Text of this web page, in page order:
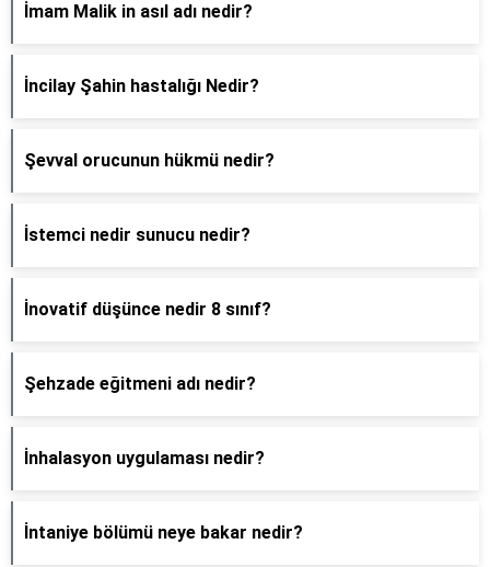
İmam Malik in asıl adı nedir?
İncilay Şahin hastalığı Nedir?
Şevval orucunun hükmü nedir?
İstemci nedir sunucu nedir?
İnovatif düşünce nedir 8 sınıf?
Şehzade eğitmeni adı nedir?
İnhalasyon uygulaması nedir?
İntaniye bölümü neye bakar nedir?